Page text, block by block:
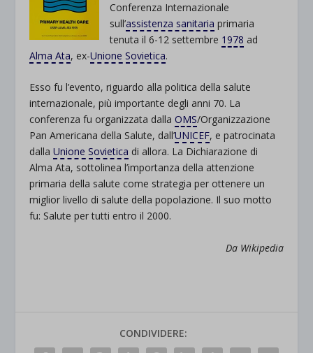
Conferenza Internazionale
sull’assistenza sanitaria primaria
tenuta il 6-12 settembre 1978 ad
Alma Ata, ex-Unione Sovietica.
Esso fu l’evento, riguardo alla politica della salute
internazionale, più importante degli anni 70. La
conferenza fu organizzata dallaOMS/Organizzazione
Pan Americana della Salute, dall’UNICEF, e patrocinata
dallaUnione Sovietica di allora. La Dichiarazione di
Alma Ata, sottolinea l’importanza della attenzione
primaria della salute come strategia per ottenere un
miglior livello di salute della popolazione. Il suo motto
fu: Salute per tutti entro il 2000.
Da Wikipedia
CONDIVIDERE: